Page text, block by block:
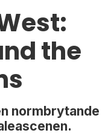
the
normbrytande